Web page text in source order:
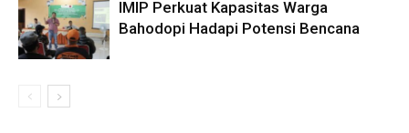
IMIP Perkuat Kapasitas Warga
Bahodopi Hadapi Potensi Bencana